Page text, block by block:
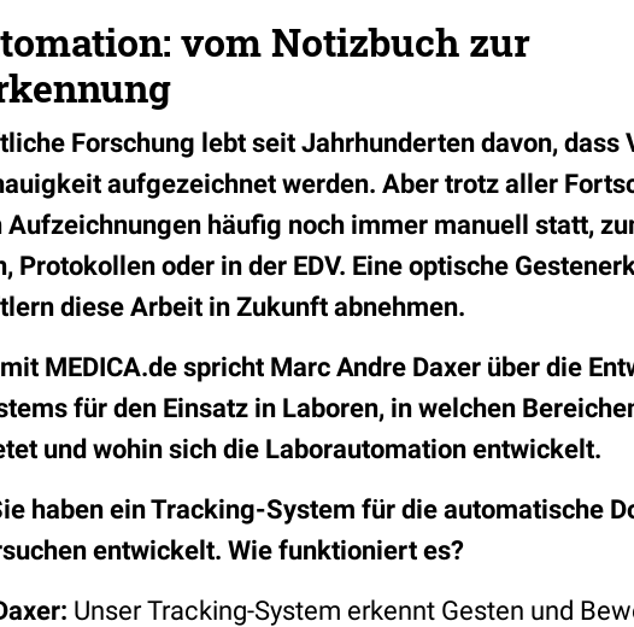
vom Notizbuch zur
Forschung lebt seit Jahrhunderten davon, dass
aufgezeichnet werden. Aber trotz aller
Aufzeichnungen häufig noch immer manuell statt,
Protokollen oder in der EDV. Eine optische
diese Arbeit in Zukunft abnehmen.
MEDICA.de spricht Marc Andre Daxer über die
für den Einsatz in Laboren, in welchen
und wohin sich die Laborautomation entwickelt.
haben ein Tracking-System für die automatische
entwickelt. Wie funktioniert es?
Unser Tracking-System erkennt Gesten und